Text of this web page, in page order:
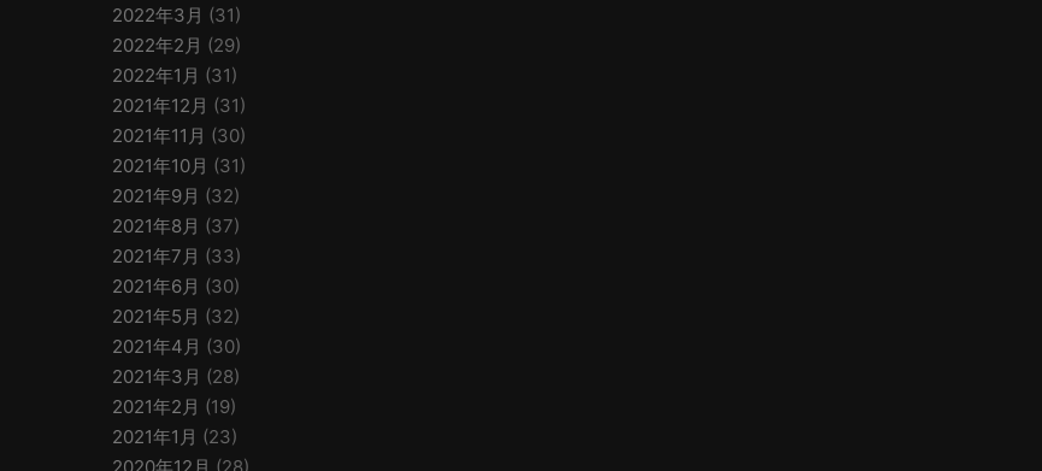
2022年3月 (31)
2022年2月 (29)
2022年1月 (31)
2021年12月 (31)
2021年11月 (30)
2021年10月 (31)
2021年9月 (32)
2021年8月 (37)
2021年7月 (33)
2021年6月 (30)
2021年5月 (32)
2021年4月 (30)
2021年3月 (28)
2021年2月 (19)
2021年1月 (23)